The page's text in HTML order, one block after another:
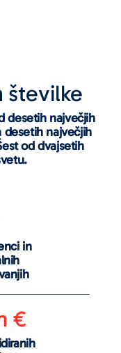
številke
desetih največjih
desetih največjih
od dvajsetih
in
€